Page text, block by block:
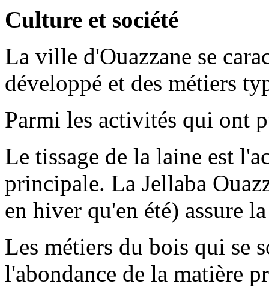
Culture et société
La ville d'Ouazzane se
développé et des métiers
Parmi les activités qui ont
Le tissage de la laine est
principale. La Jellaba
en hiver qu'en été) assure
Les métiers du bois qui se
l'abondance de la matière